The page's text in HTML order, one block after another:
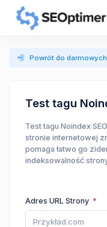
Powrót do
Test tagu
Test tagu Noindex
stronie internetowej
pomaga łatwo go
indeksowalność
Adres URL Strony